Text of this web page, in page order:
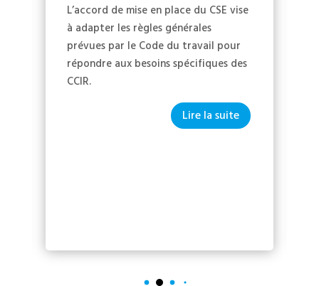
L’accord de mise en place du CSE vise
à adapter les règles générales
prévues par le Code du travail pour
répondre aux besoins spécifiques des
CCIR.
Lire la suite